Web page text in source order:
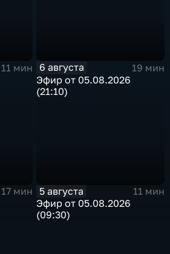
11 мин
6 августа
19 мин
Эфир от 05.08.2026
(21:10)
17 мин
5 августа
11 мин
Эфир от 05.08.2026
(09:30)